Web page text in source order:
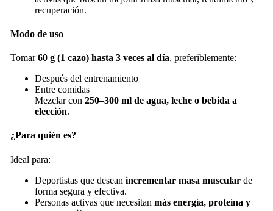
recuperación.
Modo de uso
Tomar60 g (1 cazo) hasta 3 veces al día, preferiblemente:
Después del entrenamiento
Entre comidas
Mezclar con 250–300 ml de agua, leche o bebida a
elección.
¿Para quién es?
Ideal para:
Deportistas que desean incrementar masa muscularde
forma segura y efectiva.
Personas activas que necesitan más energía, proteína y